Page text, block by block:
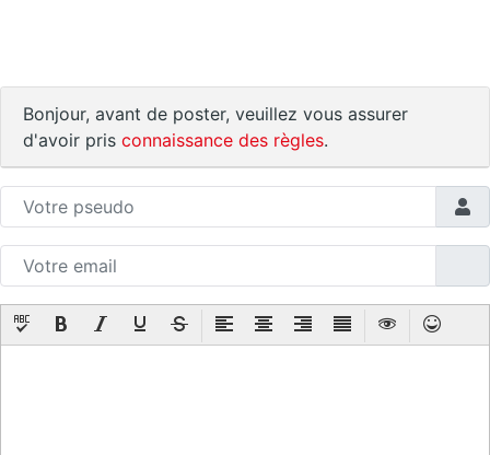
Bonjour, avant de poster, veuillez vous assurer
d'avoir pris connaissance des règles.